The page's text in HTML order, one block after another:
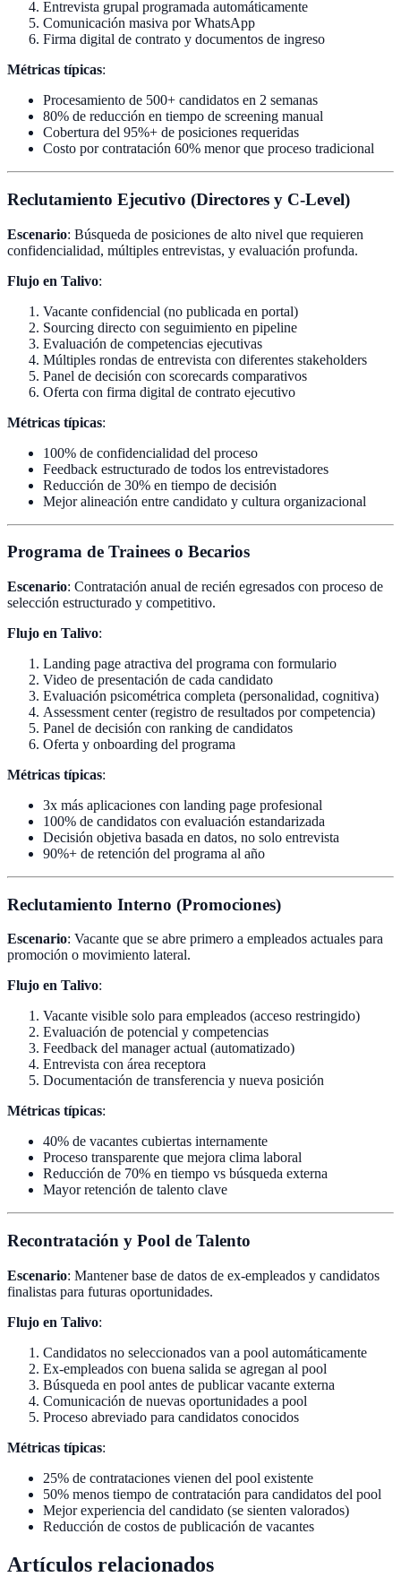
Entrevista grupal programada automáticamente
Comunicación masiva por WhatsApp
Firma digital de contrato y documentos de ingreso
Métricas típicas:
Procesamiento de 500+ candidatos en 2 semanas
80% de reducción en tiempo de screening manual
Cobertura del 95%+ de posiciones requeridas
Costo por contratación 60% menor que proceso tradicional
Reclutamiento Ejecutivo (Directores y C-Level)
Escenario: Búsqueda de posiciones de alto nivel que requieren
confidencialidad, múltiples entrevistas, y evaluación profunda.
Flujo en Talivo:
Vacante confidencial (no publicada en portal)
Sourcing directo con seguimiento en pipeline
Evaluación de competencias ejecutivas
Múltiples rondas de entrevista con diferentes stakeholders
Panel de decisión con scorecards comparativos
Oferta con firma digital de contrato ejecutivo
Métricas típicas:
100% de confidencialidad del proceso
Feedback estructurado de todos los entrevistadores
Reducción de 30% en tiempo de decisión
Mejor alineación entre candidato y cultura organizacional
Programa de Trainees o Becarios
Escenario: Contratación anual de recién egresados con proceso de
selección estructurado y competitivo.
Flujo en Talivo:
Landing page atractiva del programa con formulario
Video de presentación de cada candidato
Evaluación psicométrica completa (personalidad, cognitiva)
Assessment center (registro de resultados por competencia)
Panel de decisión con ranking de candidatos
Oferta y onboarding del programa
Métricas típicas:
3x más aplicaciones con landing page profesional
100% de candidatos con evaluación estandarizada
Decisión objetiva basada en datos, no solo entrevista
90%+ de retención del programa al año
Reclutamiento Interno (Promociones)
Escenario: Vacante que se abre primero a empleados actuales para
promoción o movimiento lateral.
Flujo en Talivo:
Vacante visible solo para empleados (acceso restringido)
Evaluación de potencial y competencias
Feedback del manager actual (automatizado)
Entrevista con área receptora
Documentación de transferencia y nueva posición
Métricas típicas:
40% de vacantes cubiertas internamente
Proceso transparente que mejora clima laboral
Reducción de 70% en tiempo vs búsqueda externa
Mayor retención de talento clave
Recontratación y Pool de Talento
Escenario: Mantener base de datos de ex-empleados y candidatos
finalistas para futuras oportunidades.
Flujo en Talivo:
Candidatos no seleccionados van a pool automáticamente
Ex-empleados con buena salida se agregan al pool
Búsqueda en pool antes de publicar vacante externa
Comunicación de nuevas oportunidades a pool
Proceso abreviado para candidatos conocidos
Métricas típicas:
25% de contrataciones vienen del pool existente
50% menos tiempo de contratación para candidatos del pool
Mejor experiencia del candidato (se sienten valorados)
Reducción de costos de publicación de vacantes
Artículos relacionados